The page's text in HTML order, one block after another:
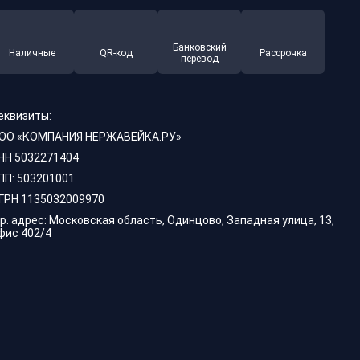
Наличные QR-код
Банковский
перевод
Рассрочка
«КОМПАНИЯ НЕРЖАВЕЙКА.РУ»
5032271404
503201001
1135032009970
адрес: Московская область, Одинцово, Западная улица, 13,
402/4